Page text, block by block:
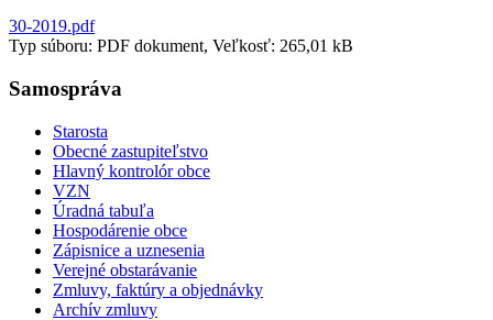
30-2019.pdf
Typ súboru: PDF dokument, Veľkosť: 265,01 kB
Samospráva
Starosta
Obecné zastupiteľstvo
Hlavný kontrolór obce
VZN
Úradná tabuľa
Hospodárenie obce
Zápisnice a uznesenia
Verejné obstarávanie
Zmluvy, faktúry a objednávky
Archív zmluvy